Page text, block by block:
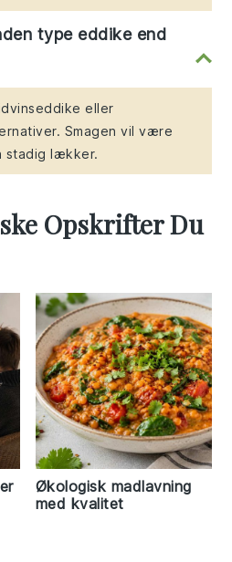
type eddike end
eller
Smagen vil være
stadig lækker.
Opskrifter Du
Økologisk madlavning
med kvalitet